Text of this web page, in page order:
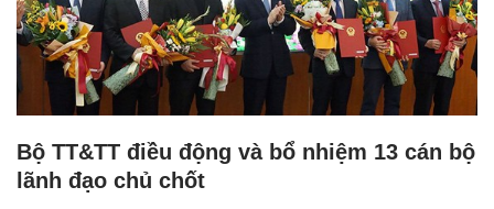
Bộ TT&TT điều động và bổ nhiệm 13 cán bộ
lãnh đạo chủ chốt